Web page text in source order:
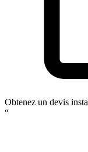
Obtenez un devis
“